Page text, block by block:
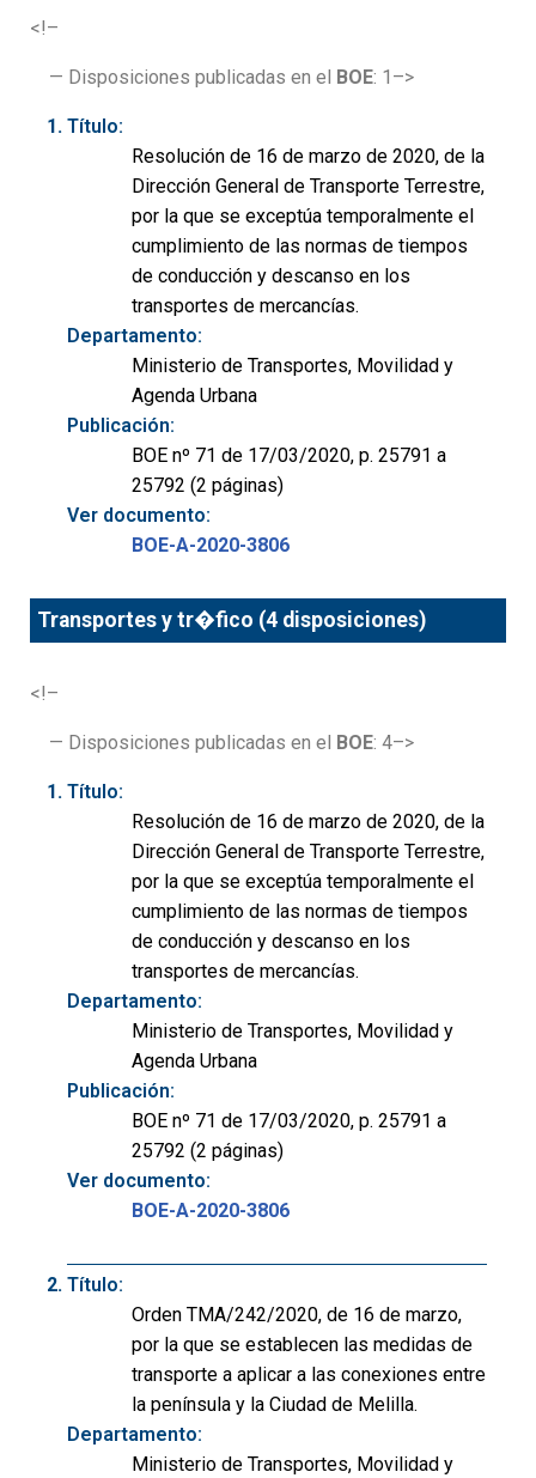
<!–
— Disposiciones publicadas en el BOE: 1–>
Título:
Resolución de 16 de marzo de 2020, de la
Dirección General de Transporte Terrestre,
por la que se exceptúa temporalmente el
cumplimiento de las normas de tiempos
de conducción y descanso en los
transportes de mercancías.
Departamento:
Ministerio de Transportes, Movilidad y
Agenda Urbana
Publicación:
BOE nº 71 de 17/03/2020, p. 25791 a
25792 (2 páginas)
Ver documento:
BOE-A-2020-3806
Transportes y tr�fico (4 disposiciones)
<!–
— Disposiciones publicadas en el BOE: 4–>
Título:
Resolución de 16 de marzo de 2020, de la
Dirección General de Transporte Terrestre,
por la que se exceptúa temporalmente el
cumplimiento de las normas de tiempos
de conducción y descanso en los
transportes de mercancías.
Departamento:
Ministerio de Transportes, Movilidad y
Agenda Urbana
Publicación:
BOE nº 71 de 17/03/2020, p. 25791 a
25792 (2 páginas)
Ver documento:
BOE-A-2020-3806
Título:
Orden TMA/242/2020, de 16 de marzo,
por la que se establecen las medidas de
transporte a aplicar a las conexiones entre
la península y la Ciudad de Melilla.
Departamento:
Ministerio de Transportes, Movilidad y